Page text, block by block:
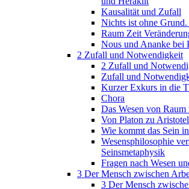
Kausalität und Zufall
Nichts ist ohne
Raum Zeit
Nous und Ananke bei
2 Zufall und Notwendigkeit
2 Zufall und
Zufall und
Kurzer Exkurs in die
Chora
Das Wesen von
Von Platon zu
Wie kommt das Sein
Wesensphilosophie
Seinsmetaphysik
Fragen nach Wesen
3 Der Mensch zwischen
3 Der Mensch